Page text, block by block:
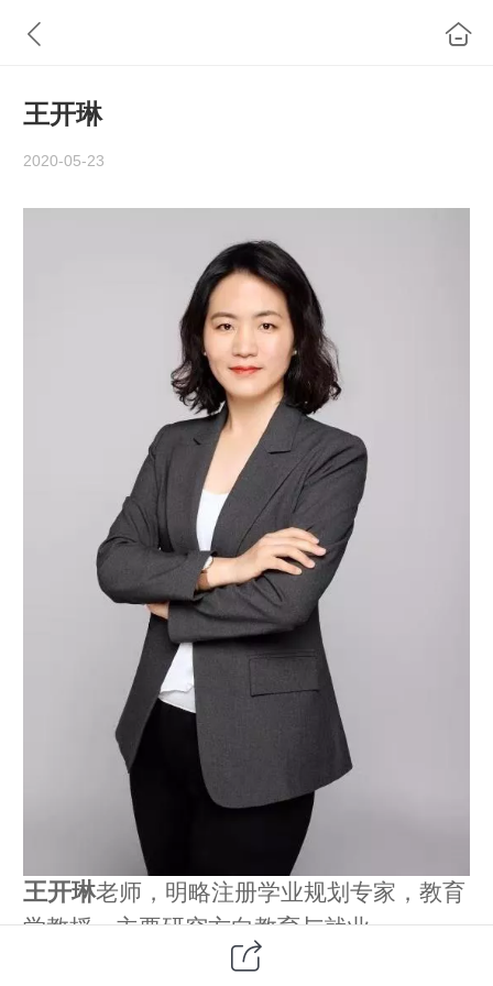
王开琳
2020-05-23
王开琳老师，明略注册学业规划专家，教育
学教授，主要研究方向教育与就业。
国家注册一级职业指导师，国家注册二级心